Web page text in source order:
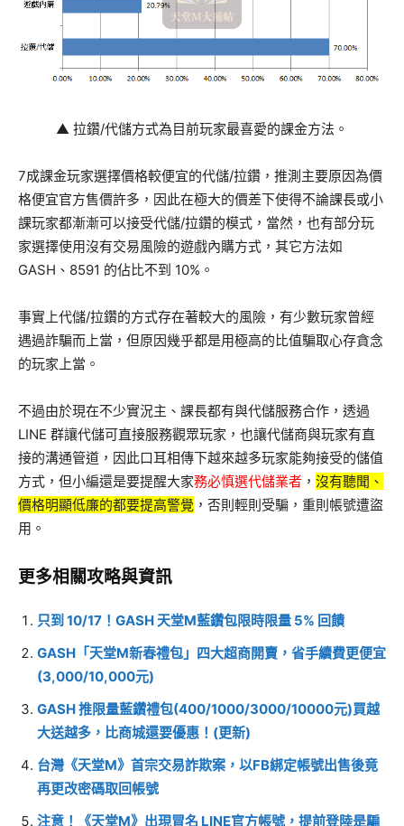
▲ 拉鑽/代儲方式為目前玩家最喜愛的課金方法。
7成課金玩家選擇價格較便宜的代儲/拉鑽，推測主要原因為價
格便宜官方售價許多，因此在極大的價差下使得不論課長或小
課玩家都漸漸可以接受代儲/拉鑽的模式，當然，也有部分玩
家選擇使用沒有交易風險的遊戲內購方式，其它方法如
GASH、8591 的佔比不到 10%。
事實上代儲/拉鑽的方式存在著較大的風險，有少數玩家曾經
遇過詐騙而上當，但原因幾乎都是用極高的比值騙取心存貪念
的玩家上當。
不過由於現在不少實況主、課長都有與代儲服務合作，透過
LINE 群讓代儲可直接服務觀眾玩家，也讓代儲商與玩家有直
接的溝通管道，因此口耳相傳下越來越多玩家能夠接受的儲值
方式，但小編還是要提醒大家務必慎選代儲業者 ， 沒有聽聞、
價格明顯低廉的都要提高警覺 ，否則輕則受騙，重則帳號遭盜
用。
更多相關攻略與資訊
只到 10/17！GASH 天堂M藍鑽包限時限量 5% 回饋
GASH「天堂M新春禮包」四大超商開賣，省手續費更便宜
(3,000/10,000元)
GASH 推限量藍鑽禮包(400/1000/3000/10000元)買越
大送越多，比商城還要優惠！(更新)
台灣《天堂M》首宗交易詐欺案，以FB綁定帳號出售後竟
再更改密碼取回帳號
注意！《天堂M》出現冒名 LINE官方帳號，提前登陸是騙